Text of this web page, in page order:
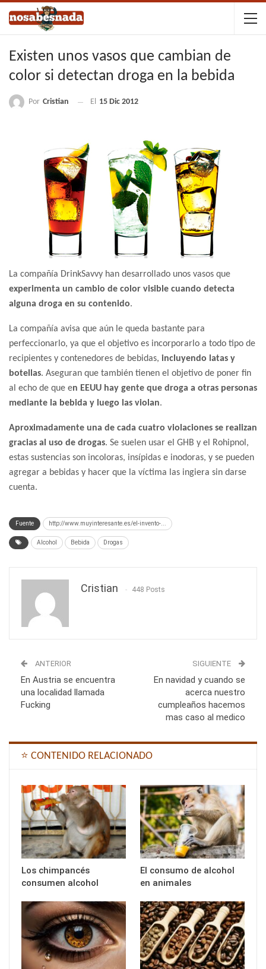
Existen unos vasos que cambian de
color si detectan droga en la bebida
Por Cristian El 15 Dic 2012
La compañía DrinkSavvy han desarrollado unos vasos que
experimenta un cambio de color visible cuando detecta
alguna droga en su contenido.
La compañía avisa que aún le queda bastante para
perfeccionarlo, ya que el objetivo es incorporarlo a todo tipo de
recipientes y contenedores de bebidas, incluyendo latas y
botellas. Aseguran que también tienen el objetivo de poner fin
al echo de que en EEUU hay gente que droga a otras personas
mediante la bebida y luego las violan.
Aproximadamente una de cada cuatro violaciones se realizan
gracias al uso de drogas. Se suelen usar el GHB y el Rohipnol,
estas sustencias son incoloras, insípidas e inodoras, y se pueden
agregar a bebidas y hacer que la víctima las ingiera sin darse
cuenta.
Fuente http://www.muyinteresante.es/el-invento-...
Alcohol Bebida Drogas
Cristian 448 Posts
ANTERIOR
En Austria se encuentra
una localidad llamada
Fucking
SIGUIENTE
En navidad y cuando se
acerca nuestro
cumpleaños hacemos
mas caso al medico
⭐ CONTENIDO RELACIONADO
Los chimpancés
consumen alcohol
El consumo de alcohol
en animales